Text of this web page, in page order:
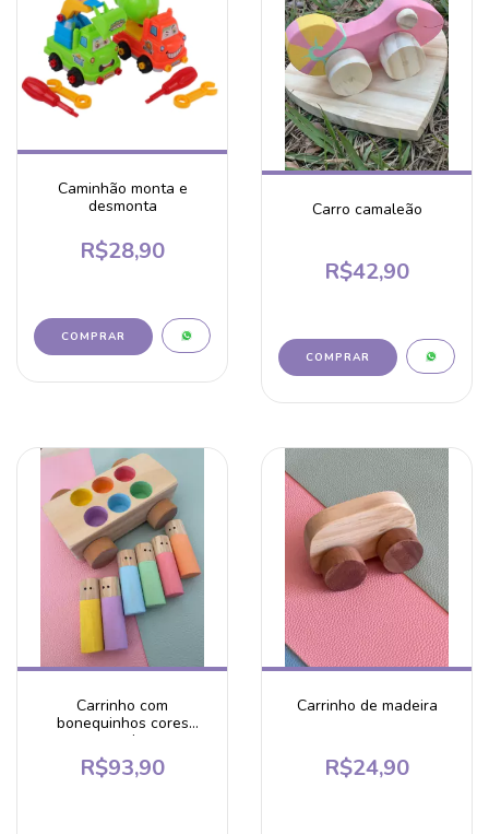
Caminhão monta e
desmonta
R$28,90
Carro camaleão
R$42,90
Carrinho com
bonequinhos cores
candy
R$93,90
Carrinho de madeira
R$24,90